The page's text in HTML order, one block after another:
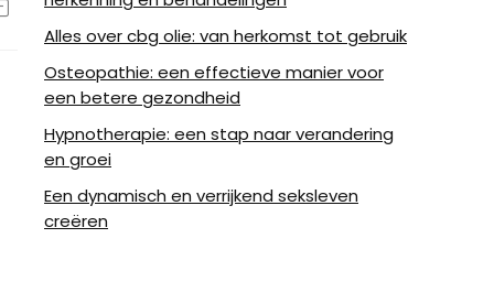
Alles over cbg olie: van herkomst tot gebruik
Osteopathie: een effectieve manier voor
een betere gezondheid
Hypnotherapie: een stap naar verandering
en groei
Een dynamisch en verrijkend seksleven
creëren